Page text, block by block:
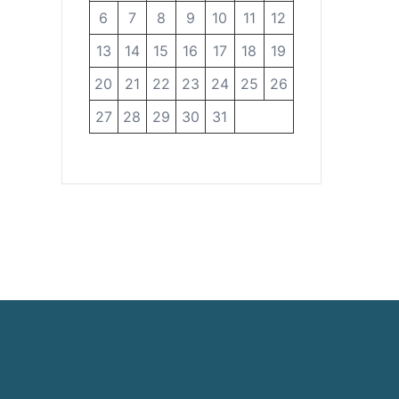
6
7 8 9 10 11
12
13
14 15 16 17 18
19
20
21 22 23 24 25
26
27
28 29 30 31